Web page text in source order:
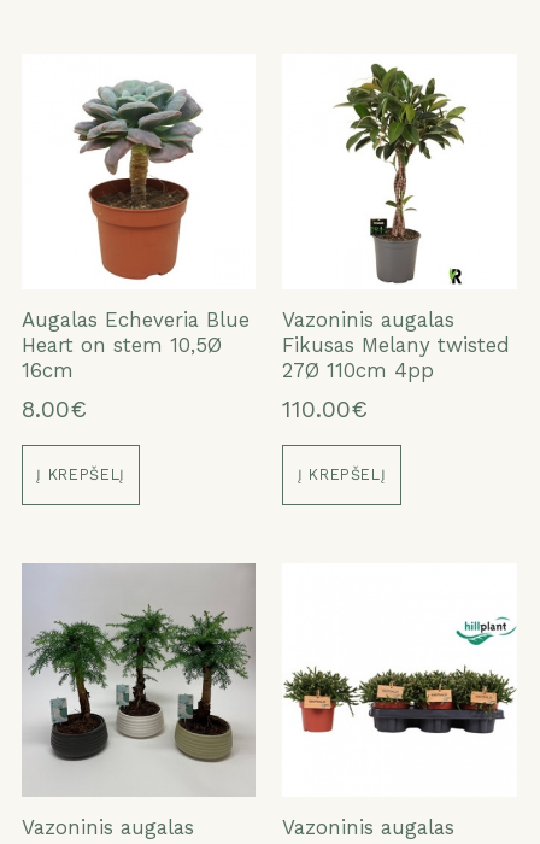
Augalas Echeveria Blue
Heart on stem 10,5Ø
16cm
8.00€
Į KREPŠELĮ
Vazoninis augalas
Fikusas Melany twisted
27Ø 110cm 4pp
110.00€
Į KREPŠELĮ
Vazoninis augalas
Vazoninis augalas